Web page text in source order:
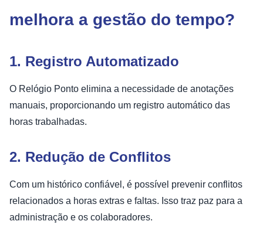
melhora a gestão do tempo?
1. Registro Automatizado
O Relógio Ponto elimina a necessidade de anotações
manuais, proporcionando um registro automático das
horas trabalhadas.
2. Redução de Conflitos
Com um histórico confiável, é possível prevenir conflitos
relacionados a horas extras e faltas. Isso traz paz para a
administração e os colaboradores.